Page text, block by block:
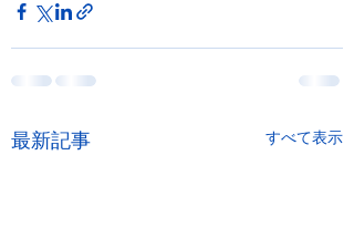
最新記事 すべて表示